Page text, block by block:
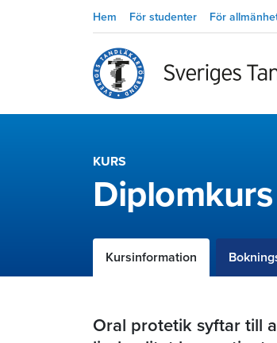
Hem För studenter För
KURS
Kursinformation
Oral protetik syftar till